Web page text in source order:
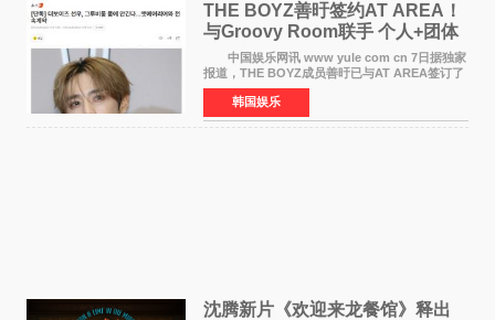
THE BOYZ善旴签约AT AREA！
与Groovy Room联手 个人+团体
活动并行
中国娱乐网讯 www yule com cn 7日据独家
报道，THE BOYZ成员善旴已与AT AREA签订了
专属合约。AT AREA是由知名制作人组合
Groovy Room创立的hip-hop厂牌，旗下拥有多
位实力派音乐人，在韩
韩国娱乐
沈腾新片《欢迎来龙餐馆》释出